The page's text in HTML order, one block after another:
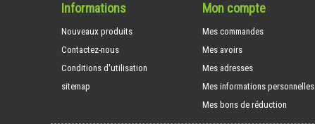
Informations
Nouveaux produits
Contactez-nous
Conditions d'utilisation
sitemap
Mon compte
Mes commandes
Mes avoirs
Mes adresses
Mes informations personnelles
Mes bons de réduction